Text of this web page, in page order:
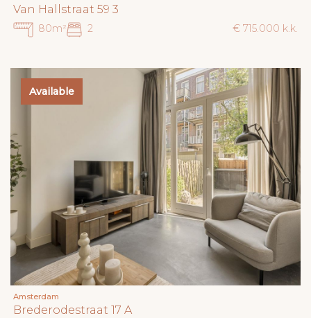
Van Hallstraat 59 3
80m² 2 € 715.000 k.k.
Available
Amsterdam
Brederodestraat 17 A